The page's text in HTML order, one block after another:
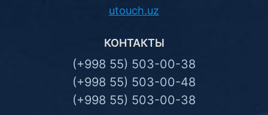
utouch.uz
КОНТАКТЫ
(+998 55) 503-00-38
(+998 55) 503-00-48
(+998 55) 503-00-38